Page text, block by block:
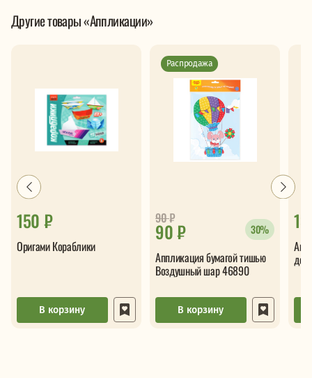
Другие товары «Аппликации»
150 ₽
Оригами Кораблики
В корзину
Распродажа
90 ₽
90₽
30%
Аппликация бумагой тишью
Воздушный шар 46890
В корзину